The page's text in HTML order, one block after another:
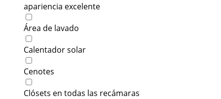
apariencia excelente
Área de lavado
Calentador solar
Cenotes
Clósets en todas las recámaras